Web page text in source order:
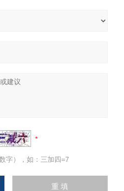
字），如：三加四=7